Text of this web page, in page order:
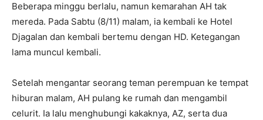
Beberapa minggu berlalu, namun kemarahan AH tak
mereda. Pada Sabtu (8/11) malam, ia kembali ke Hotel
Djagalan dan kembali bertemu dengan HD. Ketegangan
lama muncul kembali.
Setelah mengantar seorang teman perempuan ke tempat
hiburan malam, AH pulang ke rumah dan mengambil
celurit. Ia lalu menghubungi kakaknya, AZ, serta dua